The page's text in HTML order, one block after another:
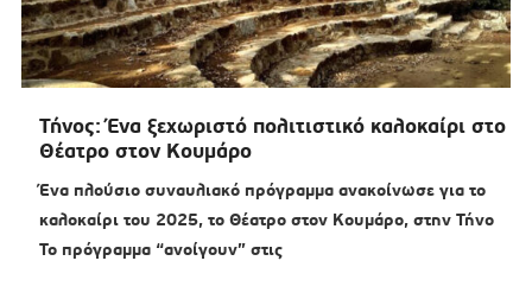
Τήνος: Ένα ξεχωριστό πολιτιστικό καλοκαίρι στο
Θέατρο στον Κουμάρο
Ένα πλούσιο συναυλιακό πρόγραμμα ανακοίνωσε για το
καλοκαίρι του 2025, το Θέατρο στον Κουμάρο, στην Τήνο
Το πρόγραμμα “ανοίγουν” στις